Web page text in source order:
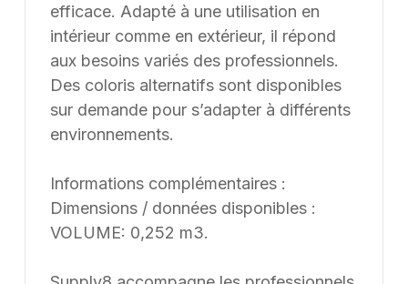
efficace. Adapté à une utilisation en
intérieur comme en extérieur, il répond
aux besoins variés des professionnels.
Des coloris alternatifs sont disponibles
sur demande pour s’adapter à différents
environnements.
Informations complémentaires :
Dimensions / données disponibles :
VOLUME: 0,252 m3.